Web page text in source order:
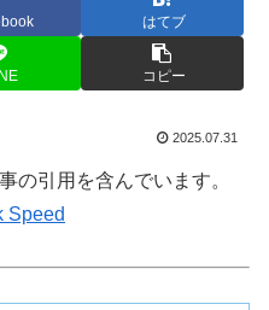
はてブ
コピー
2025.07.31
の引用を含んでいます。
Speed